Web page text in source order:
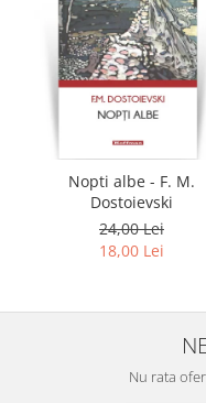
Nopti albe - F. M.
Dostoievski
24,00 Lei
18,00 Lei
Nu rata